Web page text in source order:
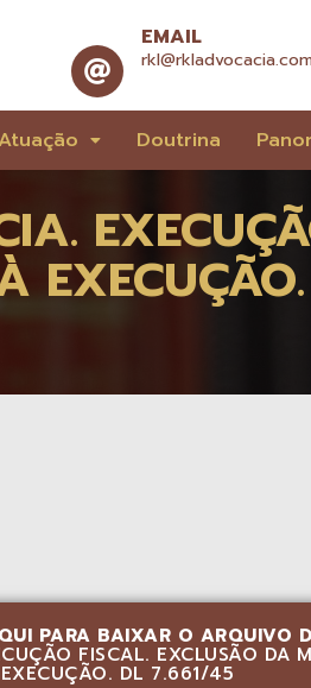
EMAIL
Doutrina
PARA BAIXAR O ARQUIVO
FISCAL. EXCLUSÃO DA
EXECUÇÃO. DL 7.661/45